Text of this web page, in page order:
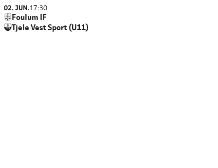
02. JUN.17:30
Foulum IF
Tjele Vest Sport (U11)